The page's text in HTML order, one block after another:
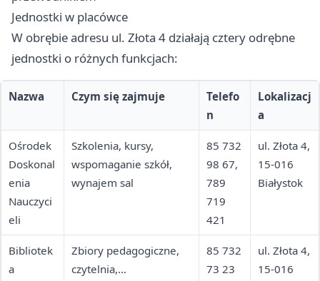
Jednostki w placówce
W obrębie adresu ul. Złota 4 działają cztery odrębne
jednostki o różnych funkcjach:
Nazwa Czym się zajmuje
Telefo
n
Lokalizacj
a
Ośrodek
Doskonal
enia
Nauczyci
eli
Szkolenia, kursy,
wspomaganie szkół,
wynajem sal
85 732
98 67,
789
719
421
ul. Złota 4,
15-016
Białystok
Bibliotek
a
Zbiory pedagogiczne,
czytelnia,
85 732
73 23
ul. Złota 4,
15-016